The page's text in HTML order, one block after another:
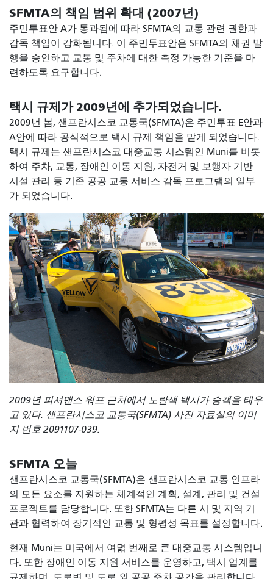
SFMTA의 책임 범위 확대 (2007년)
주민투표안 A가 통과됨에 따라 SFMTA의 교통 관련 권한과
감독 책임이 강화됩니다. 이 주민투표안은 SFMTA의 채권 발
행을 승인하고 교통 및 주차에 대한 측정 가능한 기준을 마
련하도록 요구합니다.
택시 규제가 2009년에 추가되었습니다.
2009년 봄, 샌프란시스코 교통국(SFMTA)은 주민투표 E안과
A안에 따라 공식적으로 택시 규제 책임을 맡게 되었습니다.
택시 규제는 샌프란시스코 대중교통 시스템인 Muni를 비롯
하여 주차, 교통, 장애인 이동 지원, 자전거 및 보행자 기반
시설 관리 등 기존 공공 교통 서비스 감독 프로그램의 일부
가 되었습니다.
2009년 피셔맨스 워프 근처에서 노란색 택시가 승객을 태우
고 있다. 샌프란시스코 교통국(SFMTA) 사진 자료실의 이미
지 번호 2091107-039.
SFMTA 오늘
샌프란시스코 교통국(SFMTA)은 샌프란시스코 교통 인프라
의 모든 요소를 ​​지원하는 체계적인 계획, 설계, 관리 및 건설
프로젝트를 담당합니다. 또한 SFMTA는 다른 시 및 지역 기
관과 협력하여 장기적인 교통 및 형평성 목표를 설정합니다.
현재 Muni는 미국에서 여덟 번째로 큰 대중교통 시스템입니
다. 또한 장애인 이동 지원 서비스를 운영하고, 택시 업계를